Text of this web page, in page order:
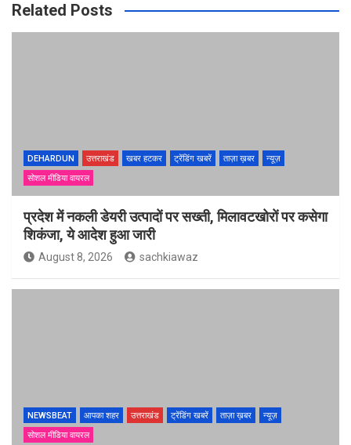
Related Posts
DEHARDUN उत्तराखंड खबर हटकर ट्रेंडिंग खबरें ताज़ा ख़बर
न्यूज़
सोशल मीडिया वायरल
प्रदेश में नकली डेयरी उत्पादों पर सख्ती, मिलावटखोरों पर कसेगा
शिकंजा, ये आदेश हुआ जारी
August 8, 2026 sachkiawaz
NEWSBEAT आपका शहर उत्तराखंड ट्रेंडिंग खबरें ताज़ा ख़बर
न्यूज़
सोशल मीडिया वायरल